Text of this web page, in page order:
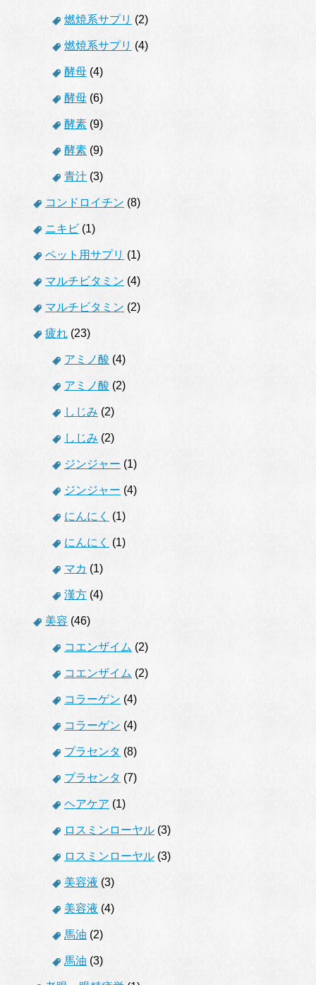
燃焼系サプリ (2)
燃焼系サプリ (4)
酵母 (4)
酵母 (6)
酵素 (9)
酵素 (9)
青汁 (3)
コンドロイチン (8)
ニキビ (1)
ペット用サプリ (1)
マルチビタミン (4)
マルチビタミン (2)
疲れ (23)
アミノ酸 (4)
アミノ酸 (2)
しじみ (2)
しじみ (2)
ジンジャー (1)
ジンジャー (4)
にんにく (1)
にんにく (1)
マカ (1)
漢方 (4)
美容 (46)
コエンザイム (2)
コエンザイム (2)
コラーゲン (4)
コラーゲン (4)
プラセンタ (8)
プラセンタ (7)
ヘアケア (1)
ロスミンローヤル (3)
ロスミンローヤル (3)
美容液 (3)
美容液 (4)
馬油 (2)
馬油 (3)